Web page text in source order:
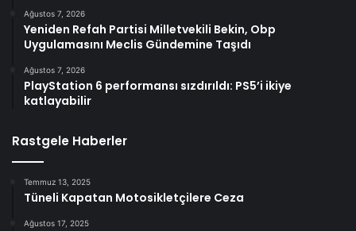
Ağustos 7, 2026
Yeniden Refah Partisi Milletvekili Bekin, Obp
Uygulamasını Meclis Gündemine Taşıdı
Ağustos 7, 2026
PlayStation 6 performansı sızdırıldı: PS5’i ikiye
katlayabilir
Rastgele Haberler
Temmuz 13, 2025
Tüneli Kapatan Motosikletçilere Ceza
Ağustos 17, 2025